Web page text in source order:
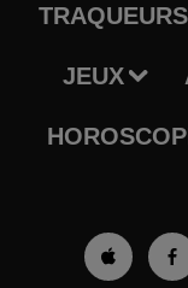
JEUX